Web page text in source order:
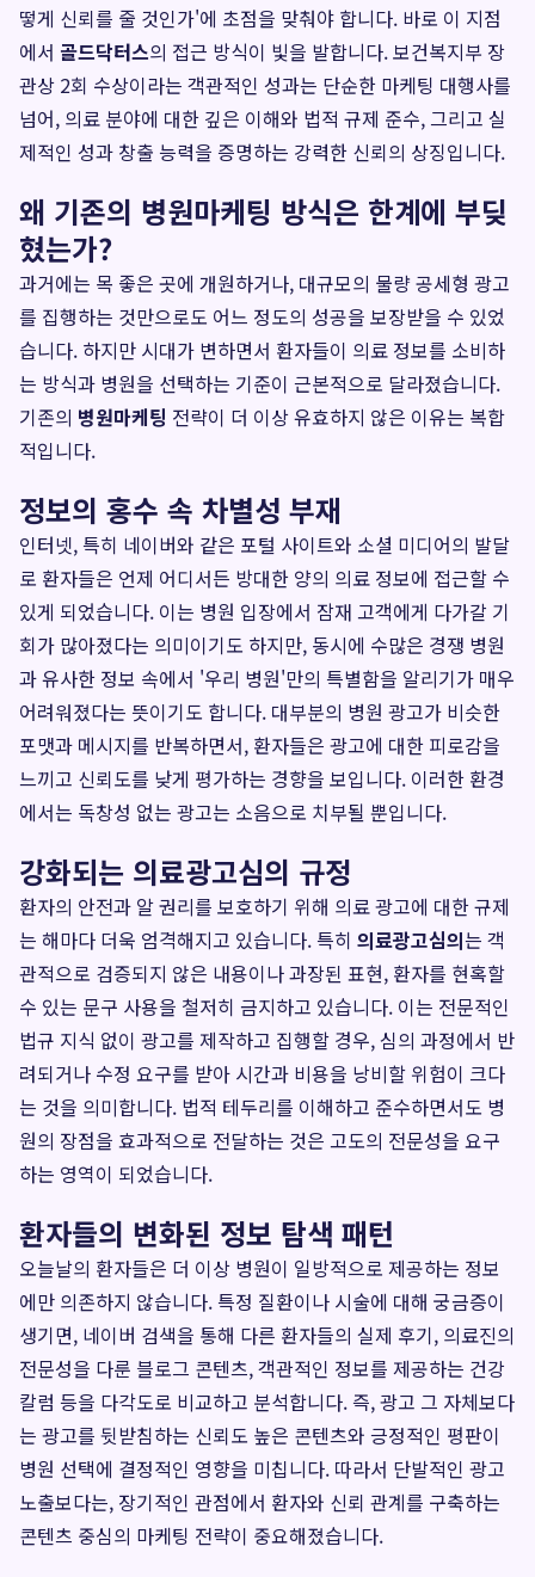
떻게 신뢰를 줄 것인가'에 초점을 맞춰야 합니다. 바로 이 지점
에서 골드닥터스의 접근 방식이 빛을 발합니다. 보건복지부 장
관상 2회 수상이라는 객관적인 성과는 단순한 마케팅 대행사를
넘어, 의료 분야에 대한 깊은 이해와 법적 규제 준수, 그리고 실
제적인 성과 창출 능력을 증명하는 강력한 신뢰의 상징입니다.
왜 기존의 병원마케팅 방식은 한계에 부딪
혔는가?
과거에는 목 좋은 곳에 개원하거나, 대규모의 물량 공세형 광고
를 집행하는 것만으로도 어느 정도의 성공을 보장받을 수 있었
습니다. 하지만 시대가 변하면서 환자들이 의료 정보를 소비하
는 방식과 병원을 선택하는 기준이 근본적으로 달라졌습니다.
기존의 병원마케팅 전략이 더 이상 유효하지 않은 이유는 복합
적입니다.
정보의 홍수 속 차별성 부재
인터넷, 특히 네이버와 같은 포털 사이트와 소셜 미디어의 발달
로 환자들은 언제 어디서든 방대한 양의 의료 정보에 접근할 수
있게 되었습니다. 이는 병원 입장에서 잠재 고객에게 다가갈 기
회가 많아졌다는 의미이기도 하지만, 동시에 수많은 경쟁 병원
과 유사한 정보 속에서 '우리 병원'만의 특별함을 알리기가 매우
어려워졌다는 뜻이기도 합니다. 대부분의 병원 광고가 비슷한
포맷과 메시지를 반복하면서, 환자들은 광고에 대한 피로감을
느끼고 신뢰도를 낮게 평가하는 경향을 보입니다. 이러한 환경
에서는 독창성 없는 광고는 소음으로 치부될 뿐입니다.
강화되는 의료광고심의 규정
환자의 안전과 알 권리를 보호하기 위해 의료 광고에 대한 규제
는 해마다 더욱 엄격해지고 있습니다. 특히 의료광고심의는 객
관적으로 검증되지 않은 내용이나 과장된 표현, 환자를 현혹할
수 있는 문구 사용을 철저히 금지하고 있습니다. 이는 전문적인
법규 지식 없이 광고를 제작하고 집행할 경우, 심의 과정에서 반
려되거나 수정 요구를 받아 시간과 비용을 낭비할 위험이 크다
는 것을 의미합니다. 법적 테두리를 이해하고 준수하면서도 병
원의 장점을 효과적으로 전달하는 것은 고도의 전문성을 요구
하는 영역이 되었습니다.
환자들의 변화된 정보 탐색 패턴
오늘날의 환자들은 더 이상 병원이 일방적으로 제공하는 정보
에만 의존하지 않습니다. 특정 질환이나 시술에 대해 궁금증이
생기면, 네이버 검색을 통해 다른 환자들의 실제 후기, 의료진의
전문성을 다룬 블로그 콘텐츠, 객관적인 정보를 제공하는 건강
칼럼 등을 다각도로 비교하고 분석합니다. 즉, 광고 그 자체보다
는 광고를 뒷받침하는 신뢰도 높은 콘텐츠와 긍정적인 평판이
병원 선택에 결정적인 영향을 미칩니다. 따라서 단발적인 광고
노출보다는, 장기적인 관점에서 환자와 신뢰 관계를 구축하는
콘텐츠 중심의 마케팅 전략이 중요해졌습니다.